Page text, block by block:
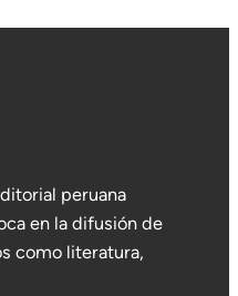
peruana
en la difusión de
como literatura,